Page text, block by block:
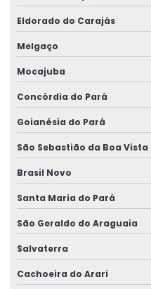
Eldorado do Carajás
Melgaço
Mocajuba
Concórdia do Pará
Goianésia do Pará
São Sebastião da Boa Vista
Brasil Novo
Santa Maria do Pará
São Geraldo do Araguaia
Salvaterra
Cachoeira do Arari